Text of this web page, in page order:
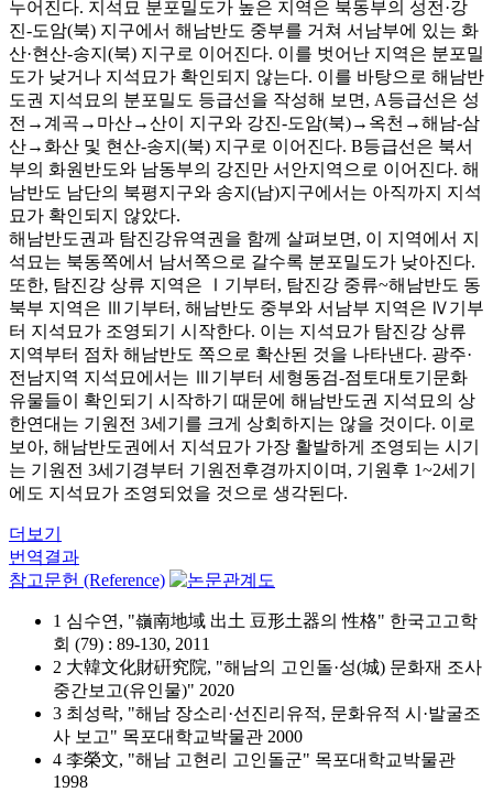
누어진다. 지석묘 분포밀도가 높은 지역은 북동부의 성전·강
진-도암(북) 지구에서 해남반도 중부를 거쳐 서남부에 있는 화
산·현산-송지(북) 지구로 이어진다. 이를 벗어난 지역은 분포밀
도가 낮거나 지석묘가 확인되지 않는다. 이를 바탕으로 해남반
도권 지석묘의 분포밀도 등급선을 작성해 보면, A등급선은 성
전→계곡→마산→산이 지구와 강진-도암(북)→옥천→해남-삼
산→화산 및 현산-송지(북) 지구로 이어진다. B등급선은 북서
부의 화원반도와 남동부의 강진만 서안지역으로 이어진다. 해
남반도 남단의 북평지구와 송지(남)지구에서는 아직까지 지석
묘가 확인되지 않았다.
해남반도권과 탐진강유역권을 함께 살펴보면, 이 지역에서 지
석묘는 북동쪽에서 남서쪽으로 갈수록 분포밀도가 낮아진다.
또한, 탐진강 상류 지역은 Ⅰ기부터, 탐진강 중류~해남반도 동
북부 지역은 Ⅲ기부터, 해남반도 중부와 서남부 지역은 Ⅳ기부
터 지석묘가 조영되기 시작한다. 이는 지석묘가 탐진강 상류
지역부터 점차 해남반도 쪽으로 확산된 것을 나타낸다. 광주·
전남지역 지석묘에서는 Ⅲ기부터 세형동검-점토대토기문화
유물들이 확인되기 시작하기 때문에 해남반도권 지석묘의 상
한연대는 기원전 3세기를 크게 상회하지는 않을 것이다. 이로
보아, 해남반도권에서 지석묘가 가장 활발하게 조영되는 시기
는 기원전 3세기경부터 기원전후경까지이며, 기원후 1~2세기
에도 지석묘가 조영되었을 것으로 생각된다.
더보기
번역결과
참고문헌 (Reference)
1 심수연, "嶺南地域 出土 豆形土器의 性格" 한국고고학
회 (79) : 89-130, 2011
2 大韓文化財硏究院, "해남의 고인돌·성(城) 문화재 조사
중간보고(유인물)" 2020
3 최성락, "해남 장소리·선진리유적, 문화유적 시·발굴조
사 보고" 목포대학교박물관 2000
4 李榮文, "해남 고현리 고인돌군" 목포대학교박물관
1998